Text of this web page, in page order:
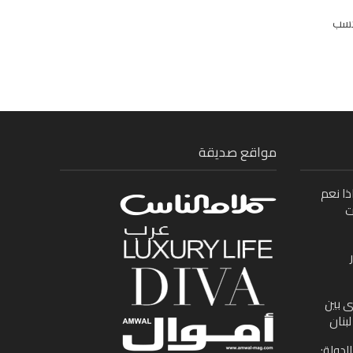
مواقع صديقة
نعم
بين